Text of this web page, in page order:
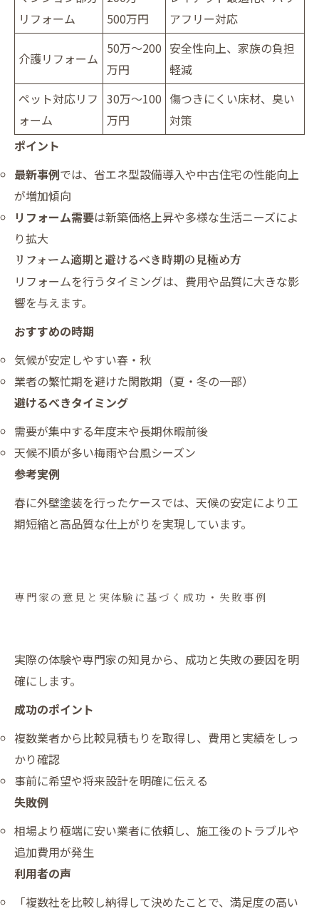
リフォーム
500万円
アフリー対応
介護リフォーム
50万～200
万円
安全性向上、家族の負担
軽減
ペット対応リフ
ォーム
30万～100
万円
傷つきにくい床材、臭い
対策
ポイント
最新事例では、省エネ型設備導入や中古住宅の性能向上
が増加傾向
リフォーム需要は新築価格上昇や多様な生活ニーズによ
り拡大
リフォーム適期と避けるべき時期の見極め方
リフォームを行うタイミングは、費用や品質に大きな影
響を与えます。
おすすめの時期
気候が安定しやすい春・秋
業者の繁忙期を避けた閑散期（夏・冬の一部）
避けるべきタイミング
需要が集中する年度末や長期休暇前後
天候不順が多い梅雨や台風シーズン
参考実例
春に外壁塗装を行ったケースでは、天候の安定により工
期短縮と高品質な仕上がりを実現しています。
専門家の意見と実体験に基づく成功・失敗事例
実際の体験や専門家の知見から、成功と失敗の要因を明
確にします。
成功のポイント
複数業者から比較見積もりを取得し、費用と実績をしっ
かり確認
事前に希望や将来設計を明確に伝える
失敗例
相場より極端に安い業者に依頼し、施工後のトラブルや
追加費用が発生
利用者の声
「複数社を比較し納得して決めたことで、満足度の高い